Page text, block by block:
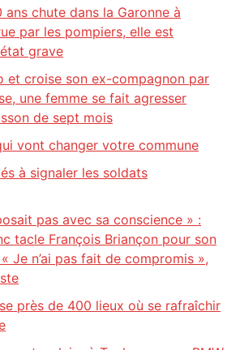
ans chute dans la Garonne à
par les pompiers, elle est
grave
et croise son ex-compagnon par
une femme se fait agresser
de sept mois
vont changer votre commune
à signaler les soldats
pas avec sa conscience » :
tacle François Briançon pour son
Je n’ai pas fait de compromis »,
près de 400 lieux où se rafraîchir